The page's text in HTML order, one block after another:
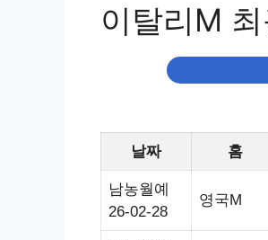
이탈리M
날짜 홈
남농월예
26-02-28
영국M